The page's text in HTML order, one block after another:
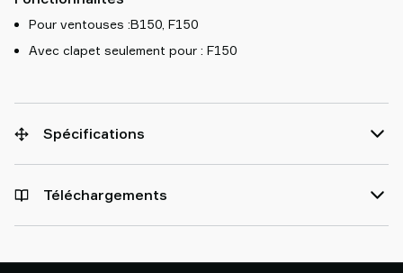
Pour ventouses :B150, F150
Avec clapet seulement pour : F150
Spécifications
Téléchargements